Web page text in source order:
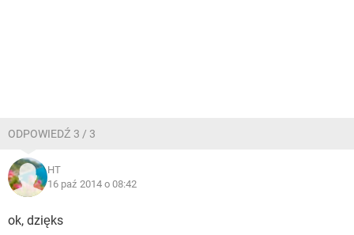
ODPOWIEDŹ 3 / 3
HT
16 paź 2014 o 08:42
ok, dzięks